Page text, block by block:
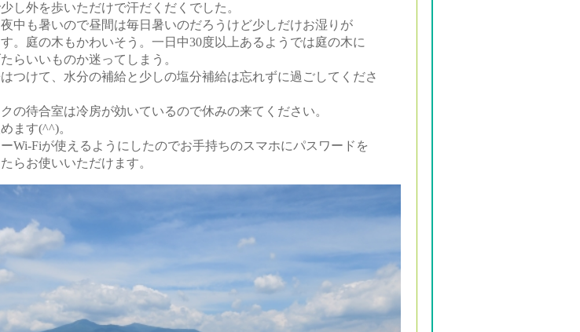
し外を歩いただけで汗だくだくでした。
中も暑いので昼間は毎日暑いのだろうけど少しだけお湿りが
。庭の木もかわいそう。一日中30度以上あるようでは庭の木に
らいいものか迷ってしまう。
つけて、水分の補給と少しの塩分補給は忘れずに過ごしてくださ
の待合室は冷房が効いているので休みの来てください。
ます(^^)。
Wi-Fiが使えるようにしたのでお手持ちのスマホにパスワードを
らお使いいただけます。